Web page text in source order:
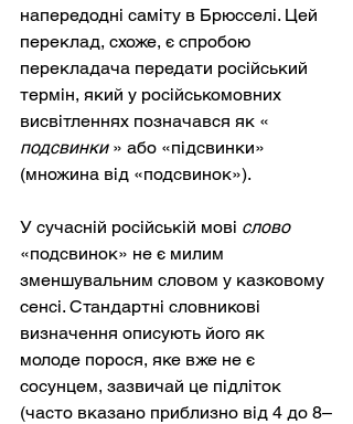
напередодні саміту в Брюсселі. Цей
переклад, схоже, є спробою
перекладача передати російський
термін, який у російськомовних
висвітленнях позначався як «
подсвинки » або «підсвинки»
(множина від «подсвинок»).
У сучасній російській мові слово
«подсвинок» не є милим
зменшувальним словом у казковому
сенсі. Стандартні словникові
визначення описують його як
молоде порося, яке вже не є
сосунцем, зазвичай це підліток
(часто вказано приблизно від 4 до 8–